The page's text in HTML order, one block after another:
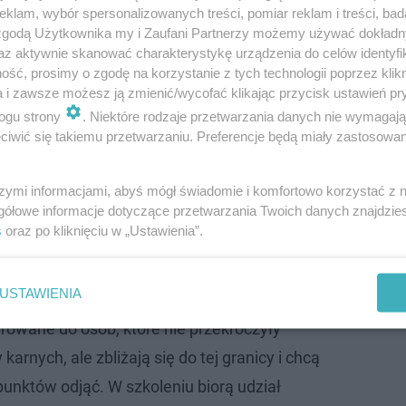
osobiście w Małopolskim Ośrodku Drogowego i w
"Cieszmy się 5 z przodu, bo z…
do osób, które nie przekroczyły
ale zbliżają się do tej granicy i chcą
odjąć. W szkoleniu biorą udział
wybór spersonalizowanych treści, pomiar reklam i treści,
Użytkownika my i Zaufani Partnerzy możemy używać
aktywnie skanować charakterystykę urządzenia do celów
prosimy o zgodę na korzystanie z tych technologii poprzez
i zawsze możesz ją zmienić/wycofać klikając przycisk ustawień
strony
. Niektóre rodzaje przetwarzania danych nie
się takiemu przetwarzaniu. Preferencje będą miały
informacjami, abyś mógł świadomie i komfortowo korzystać z
informacje dotyczące przetwarzania Twoich danych
oraz po kliknięciu w „Ustawienia”.
USTAWIENIA